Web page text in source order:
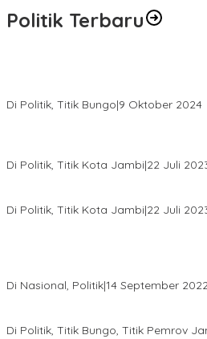
Politik Terbaru
Di Politik, Titik Bungo|9 Oktober 2024
Di Politik, Titik Kota Jambi|22 Juli
Di Politik, Titik Kota Jambi|22 Juli
Di Nasional, Politik|14 September
Di Politik, Titik Bungo, Titik Pemrov